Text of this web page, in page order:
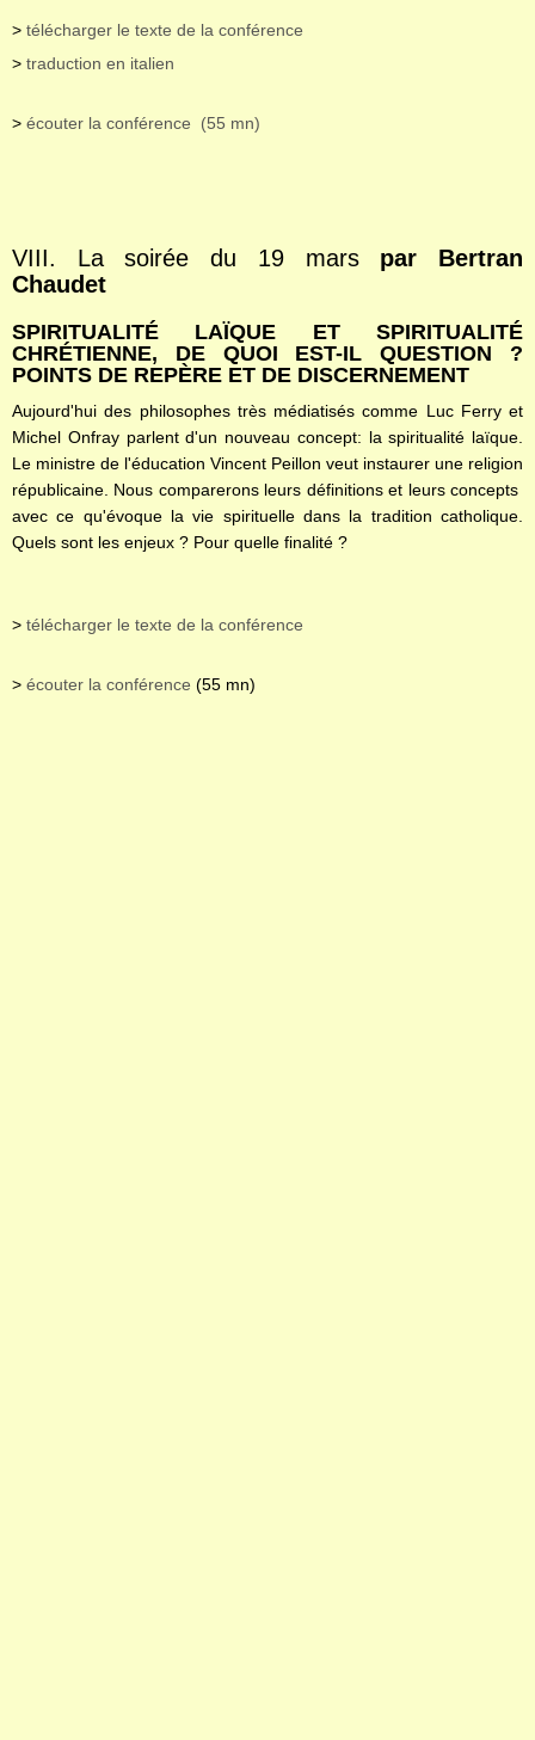
> télécharger le texte de la conférence
> traduction en italien
> écouter la conférence (55 mn)
VIII. La soirée du 19 mars par Bertran
Chaudet
SPIRITUALITÉ LAÏQUE ET SPIRITUALITÉ
CHRÉTIENNE, DE QUOI EST-IL QUESTION ?
POINTS DE REPÈRE ET DE DISCERNEMENT
Aujourd'hui des philosophes très médiatisés comme Luc Ferry et
Michel Onfray parlent d'un nouveau concept: la spiritualité laïque.
Le ministre de l'éducation Vincent Peillon veut instaurer une religion
républicaine. Nous comparerons leurs définitions et leurs concepts
avec ce qu'évoque la vie spirituelle dans la tradition catholique.
Quels sont les enjeux ? Pour quelle finalité ?
> télécharger le texte de la conférence
> écouter la conférence (55 mn)